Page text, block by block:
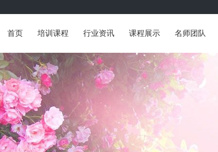
首页 培训课程 行业资讯 课程展示 名师团队